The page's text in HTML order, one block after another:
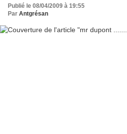
Publié le 08/04/2009 à 19:55
Par Antgrésan